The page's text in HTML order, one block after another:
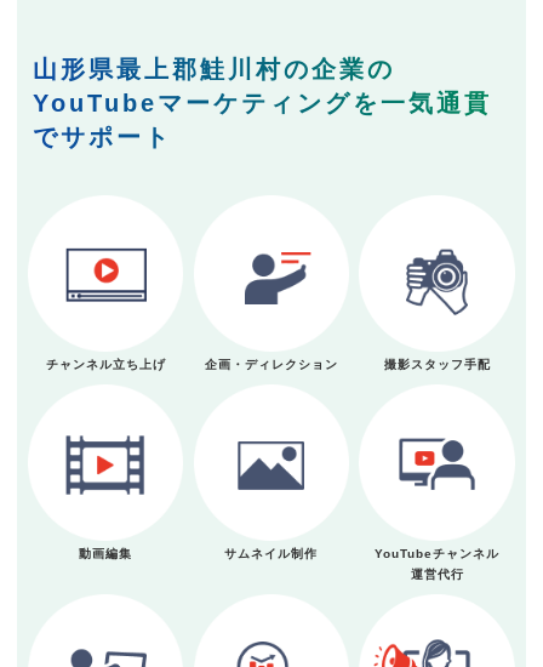
山形県最上郡鮭川村の企業の
YouTubeマーケティングを一気通貫
でサポート
チャンネル立ち上げ 企画・ディレクション 撮影スタッフ手配
動画編集 サムネイル制作
YouTubeチャンネル
運営代行